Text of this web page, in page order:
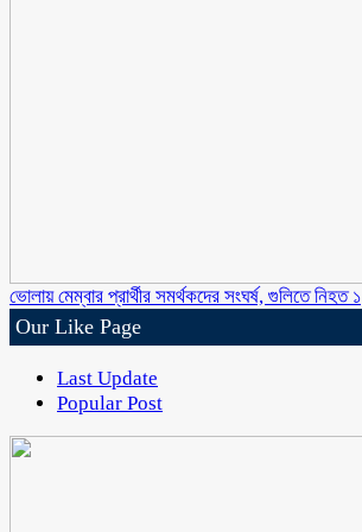
ভোলায় মেম্বার প্রার্থীর সমর্থকদের সংঘর্ষ, গুলিতে নিহত ১
Our Like Page
Last Update
Popular Post